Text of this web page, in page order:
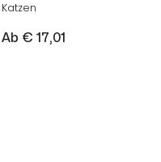
Katzen
Ab € 17,01